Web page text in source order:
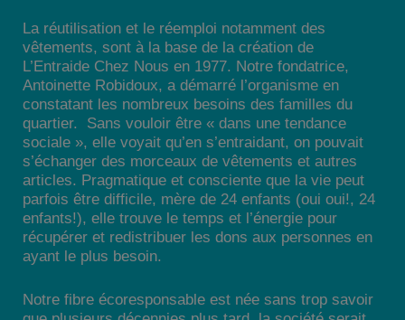
La réutilisation et le réemploi notamment des
vêtements, sont à la base de la création de
L’Entraide Chez Nous en 1977. Notre fondatrice,
Antoinette Robidoux, a démarré l’organisme en
constatant les nombreux besoins des familles du
quartier. Sans vouloir être « dans une tendance
sociale », elle voyait qu’en s’entraidant, on pouvait
s’échanger des morceaux de vêtements et autres
articles. Pragmatique et consciente que la vie peut
parfois être difficile, mère de 24 enfants (oui oui!, 24
enfants!), elle trouve le temps et l’énergie pour
récupérer et redistribuer les dons aux personnes en
ayant le plus besoin.
Notre fibre écoresponsable est née sans trop savoir